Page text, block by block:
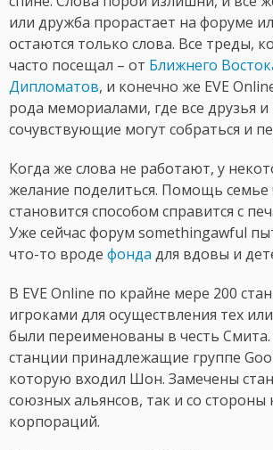
или дружба прорастает на форуме
остаются только слова. Все треды,
часто посещал – от Ближнего
Дипломатов, и конечно же EVE
рода мемориалами, где все друзья и
сочувствующие могут собраться и
Когда же слова не работают, у
желание поделиться. Помощь семье
становится способом справится с
Уже сейчас форум somethingawful
что-то вроде фонда для вдовы и
В EVE Online по крайне мере 200
игроками для осуществления тех
были переименованы в честь
станции принадлежащие группе
которую входил Шон. Замечены
союзных альянсов, так и со
корпораций.